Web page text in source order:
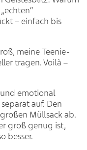
– einfach bis
meine Teenie-
tragen. Voilà –
emotional
auf. Den
Müllsack ab.
groß genug ist,
besser.